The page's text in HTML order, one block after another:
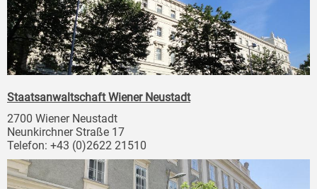
Staatsanwaltschaft Wiener Neustadt
2700 Wiener Neustadt
Neunkirchner Straße 17
Telefon: +43 (0)2622 21510